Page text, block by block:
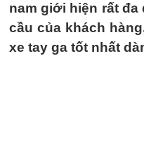
nam giới hiện rất
cầu của khách
xe tay ga tốt nhất